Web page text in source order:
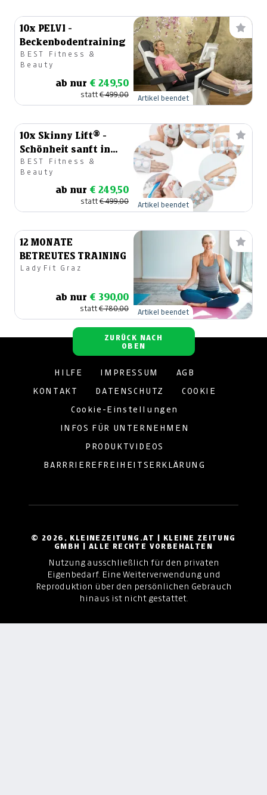
10x PELVI -
Beckenbodentraining
BEST Fitness &
Beauty
ab nur € 249,50
statt€ 499,00 Artikel beendet
10x Skinny Lift® -
Schönheit sanft in
Form gebracht - NEU!
BEST Fitness &
Beauty
ab nur € 249,50
statt€ 499,00 Artikel beendet
12 MONATE
BETREUTES TRAINING
LadyFit Graz
ab nur € 390,00
statt€ 780,00 Artikel beendet
ZURÜCK NACH
OBEN
© 2026, KLEINEZEITUNG.AT | KLEINE ZEITUNG
GMBH | ALLE RECHTE VORBEHALTEN
Nutzung ausschließlich für den privaten
Eigenbedarf. Eine Weiterverwendung und
Reproduktion über den persönlichen Gebrauch
hinaus ist nicht gestattet.
HILFE IMPRESSUM AGB
KONTAKT DATENSCHUTZ COOKIE
Cookie-Einstellungen
INFOS FÜR UNTERNEHMEN
PRODUKTVIDEOS
BARRRIEREFREIHEITSERKLÄRUNG